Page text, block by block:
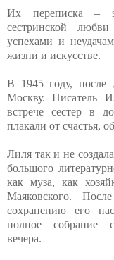
Их переписка –
сестринской
успехами и
жизни и искусстве.
В 1945 году, после
Москву. Писатель
встрече сестер в
плакали от счастья,
Лиля так и не
большого
как муза, как
Маяковского.
сохранению его
полное собрание
вечера.